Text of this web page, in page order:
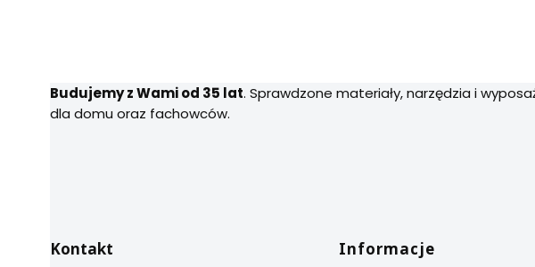
Budujemy z Wami od 35 lat. Sprawdzone materiały, narzędzia i
dla domu oraz fachowców.
Kontakt Linki w stopce
Informacje